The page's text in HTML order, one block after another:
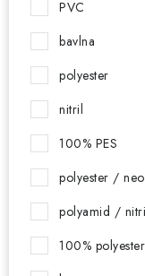
PVC
bavlna
polyester
nitril
100% PES
polyester /
polyamid /
100% polyester